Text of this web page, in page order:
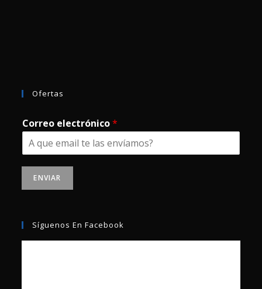
Ofertas
Correo electrónico*
ENVIAR
Síguenos En Facebook